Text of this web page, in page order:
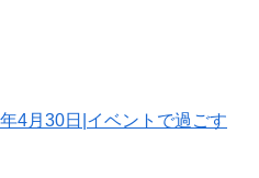
4月30日|イベントで過ごす